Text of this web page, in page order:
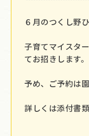
６月のつくし野
子育てマイスタ
てお招きします。
予め、ご予約は
詳しくは添付書